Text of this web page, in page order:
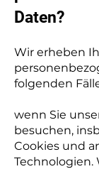
Daten?
Wir erheben
folgenden
wenn Sie
besuchen,
Cookies und
Technologien.